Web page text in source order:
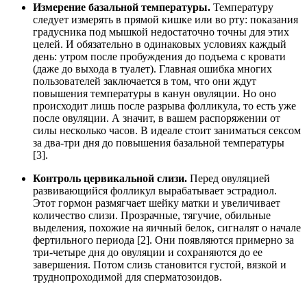
Измерение базальной температуры. Температуру
следует измерять в прямой кишке или во рту: показания
градусника под мышкой недостаточно точны для этих
целей. И обязательно в одинаковых условиях каждый
день: утром после пробуждения до подъема с кровати
(даже до выхода в туалет). Главная ошибка многих
пользователей заключается в том, что они ждут
повышения температуры в канун овуляции. Но оно
происходит лишь после разрыва фолликула, то есть уже
после овуляции. А значит, в вашем распоряжении от
силы несколько часов. В идеале стоит заниматься сексом
за два-три дня до повышения базальной температуры
[3].
Контроль цервикальной слизи. Перед овуляцией
развивающийся фолликул вырабатывает эстрадиол.
Этот гормон размягчает шейку матки и увеличивает
количество слизи. Прозрачные, тягучие, обильные
выделения, похожие на яичный белок, сигналят о начале
фертильного периода [2]. Они появляются примерно за
три-четыре дня до овуляции и сохраняются до ее
завершения. Потом слизь становится густой, вязкой и
труднопроходимой для сперматозоидов.